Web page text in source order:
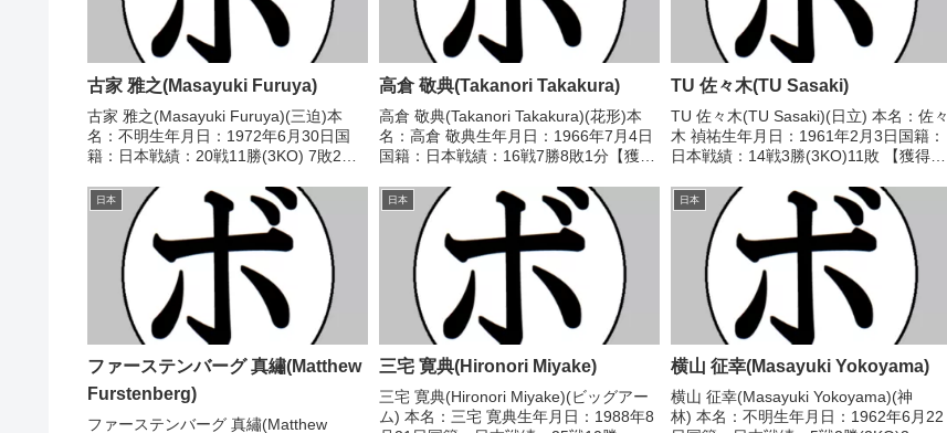
古家 雅之(Masayuki Furuya)
古家 雅之(Masayuki Furuya)(三迫)本
名：不明生年月日：1972年6月30日国
籍：日本戦績：20戦11勝(3KO) 7敗2分
1991/10/14 ○4R判定 (採点不明) 藤田
洋一(マスド)19...
高倉 敬典(Takanori Takakura)
高倉 敬典(Takanori Takakura)(花形)本
名：高倉 敬典生年月日：1966年7月4日
国籍：日本戦績：16戦7勝8敗1分【獲得
○5R判定 3-0(49-47、49-47、50-49)...
TU 佐々木(TU Sasaki)
TU 佐々木(TU Sasaki)(日立) 本名：佐々
木 禎祐生年月日：1961年2月3日国籍：
日本戦績：14戦3勝(3KO)11敗 【獲得タ
●1RKO 吉田 和敏(帝拳)1983/05/31
○...
日本
ファーステンバーグ 真繡(Matthew
Furstenberg)
ファーステンバーグ 真繡(Matthew
日本
三宅 寛典(Hironori Miyake)
三宅 寛典(Hironori Miyake)(ビッグアー
ム) 本名：三宅 寛典生年月日：1988年8
日本
横山 征幸(Masayuki Yokoyama)
横山 征幸(Masayuki Yokoyama)(神
林) 本名：不明生年月日：1962年6月22